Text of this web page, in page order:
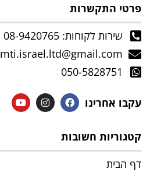
פרטי התקשרות
שירות לקוחות: 08-9420765
mti.israel.ltd@gmail.com
050-5828751
עקבו אחרינו
קטגוריות חשובות
דף הבית